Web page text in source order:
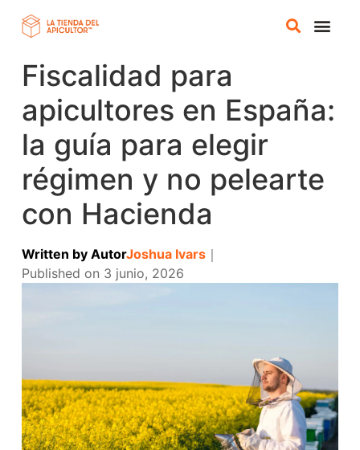
Fiscalidad para
apicultores en España:
la guía para elegir
régimen y no pelearte
con Hacienda
Written by AutorJoshua Ivars｜
Published on 3 junio, 2026